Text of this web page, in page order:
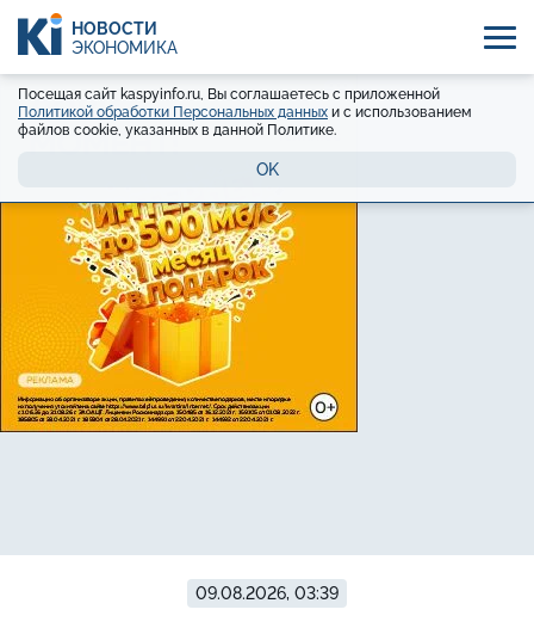
НОВОСТИ
ЭКОНОМИКА
Посещая сайт kaspyinfo.ru, Вы соглашаетесь с приложенной
Политикой обработки Персональных данных и с использованием
файлов cookie, указанных в данной Политике.
OK
09.08.2026, 03:39